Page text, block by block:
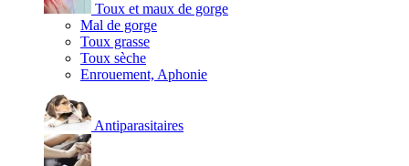
Toux et maux de gorge
Mal de gorge
Toux grasse
Toux sèche
Enrouement, Aphonie
Antiparasitaires